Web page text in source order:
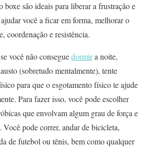
são ideais para liberar a frustração e
você a ficar em forma, melhorar o
coordenação e resistência.
você não conseguedormira noite,
(sobretudo mentalmente), tente
para que o esgotamento físico te ajude
Para fazer isso, você pode escolher
que envolvam algum grau de força e
Você pode correr, andar de bicicleta,
de futebol ou tênis, bem como qualquer